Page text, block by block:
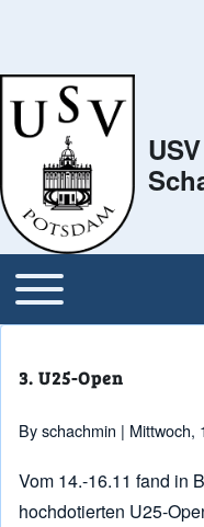
Close Search Block
Search
Main navigation
Open or Close horizontal
3. U25-Open
Byschachmin | Mittwoch,
Vom 14.-16.11 fand in
hochdotierten U25-